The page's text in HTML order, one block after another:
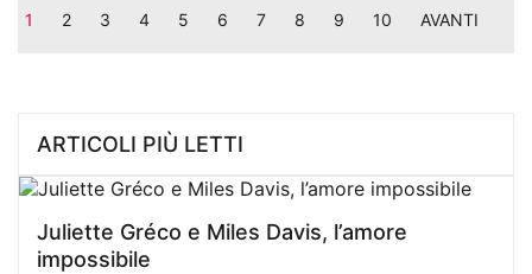
1 2 3 4 5 6 7 8 9 10 AVANTI
ARTICOLI PIÙ LETTI
Juliette Gréco e Miles Davis, l’amore
impossibile